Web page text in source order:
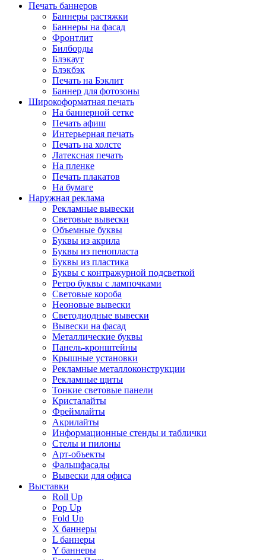
Печать баннеров
Баннеры растяжки
Баннеры на фасад
Фронтлит
Билборды
Блэкаут
Блэкбэк
Печать на Бэклит
Баннер для фотозоны
Широкоформатная печать
На баннерной сетке
Печать афиш
Интерьерная печать
Печать на холсте
Латексная печать
На пленке
Печать плакатов
На бумаге
Наружная реклама
Рекламные вывески
Световые вывески
Объемные буквы
Буквы из акрила
Буквы из пенопласта
Буквы из пластика
Буквы с контражурной подсветкой
Ретро буквы с лампочками
Световые короба
Неоновые вывески
Светодиодные вывески
Вывески на фасад
Металлические буквы
Панель-кронштейны
Крышные установки
Рекламные металлоконструкции
Рекламные щиты
Тонкие световые панели
Кристалайты
Фреймлайты
Акрилайты
Информационные стенды и таблички
Стелы и пилоны
Арт-объекты
Фальшфасады
Вывески для офиса
Выставки
Roll Up
Pop Up
Fold Up
Х баннеры
L баннеры
Y баннеры